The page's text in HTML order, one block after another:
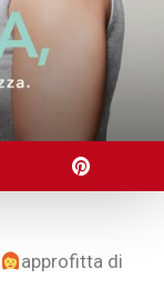
approfitta di